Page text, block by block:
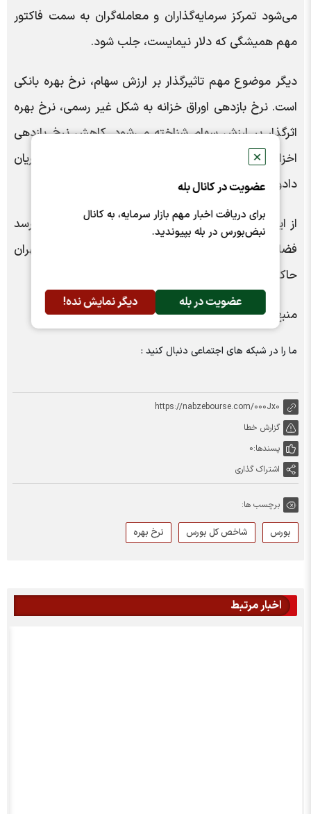
✕
عضویت در کانال بله
برای دریافت اخبار مهم بازار سرمایه، به کانال
نبض‌بورس در بله بپیوندید.
عضویت در بله دیگر نمایش نده!
می‌شود تمرکز سرمایه‌گذاران و معامله‌گران به سمت فاکتور
مهم همیشگی که دلار نیمایست، جلب شود.
دیگر موضوع مهم تاثیرگذار بر ارزش سهام، نرخ بهره بانکی
است. نرخ بازدهی اوراق خزانه به شکل غیر رسمی، نرخ بهره
اثرگذار بر ارزش سهام شناخته می‌شود. کاهش نرخ بازدهی
اخزا به زیر ۳۰ درصد، دیگر عاملی است که روی جریان
دادوستدهای بورس تهران اثر مثبت خواهد گذاشت.
از این رو، در راستای پیش بینی بورس تهران به نظر می‌رسد
فضای مثبتی با شیب آرام، در کلیت معاملات بورس تهران
حاکم شود.
منبع:تجارت نیوز
ما را در شبکه های اجتماعی دنبال کنید :
https://nabzebourse.com/000Jx0
گزارش خطا
پسندها:0
اشتراک گذاری
برچسب ها:
بورس شاخص کل بورس نرخ بهره
اخبار مرتبط